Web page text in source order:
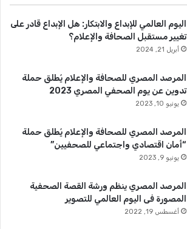
اليوم العالمي للإبداع والابتكار: هل الإبداع قادر على
تغيير مستقبل الصحافة والإعلام؟
أبريل 21, 2024
المرصد المصري للصحافة والإعلام يُطلق حملة
تدوين عن يوم الصحفي المصري 2023
يونيو 10, 2023
المرصد المصري للصحافة والإعلام يُطلق حملة
“أمان اقتصادي واجتماعي للصحفيين”
يونيو 9, 2023
المرصد المصري ينظم ورشة القصة الصحفية
المصورة فى اليوم العالمي للتصوير
أغسطس 19, 2022